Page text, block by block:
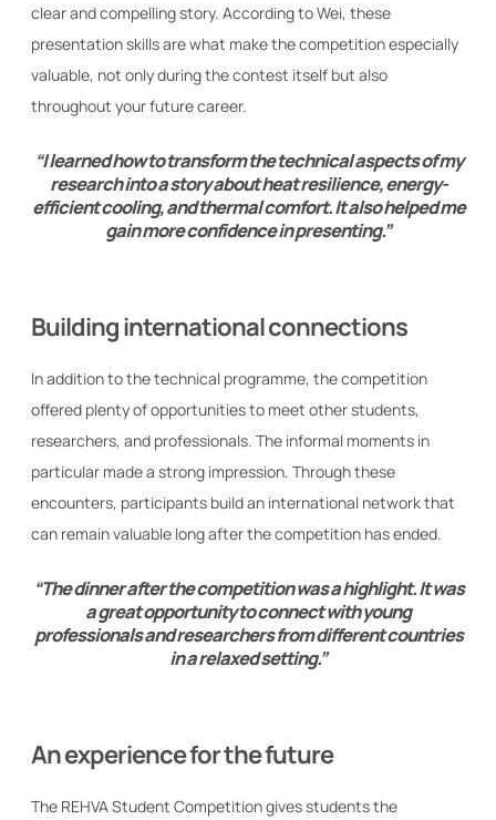
clear and compelling story. According to Wei, these
presentation skills are what make the competition especially
valuable, not only during the contest itself but also
throughout your future career.
“I learned how to transform the technical aspects of my
research into a story about heat resilience, energy-
efficient cooling, and thermal comfort. It also helped me
gain more confidence in presenting.”
Building international connections
In addition to the technical programme, the competition
offered plenty of opportunities to meet other students,
researchers, and professionals. The informal moments in
particular made a strong impression. Through these
encounters, participants build an international network that
can remain valuable long after the competition has ended.
“The dinner after the competition was a highlight. It was
a great opportunity to connect with young
professionals and researchers from different countries
in a relaxed setting.”
An experience for the future
The REHVA Student Competition gives students the